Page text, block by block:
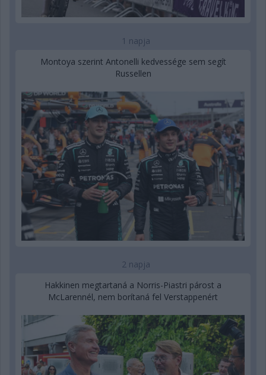
1 napja
Montoya szerint Antonelli kedvessége sem segít
Russellen
2 napja
Hakkinen megtartaná a Norris-Piastri párost a
McLarennél, nem borítaná fel Verstappenért